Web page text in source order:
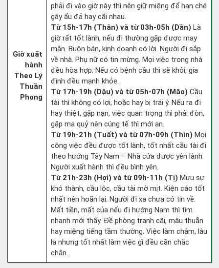
Giờ xuất
hành
Theo Lý
Thuần
Phong
phải đi vào giờ này thì nên giữ miệng để hạn ché
gây ẩu đả hay cãi nhau.
Từ 15h-17h (Thân) và từ 03h-05h (Dần) Là
giờ rất tốt lành, nếu đi thường gặp được may
mắn. Buôn bán, kinh doanh có lời. Người đi sắp
về nhà. Phụ nữ có tin mừng. Mọi việc trong nhà
đều hòa hợp. Nếu có bệnh cầu thì sẽ khỏi, gia
đình đều mạnh khỏe.
Từ 17h-19h (Dậu) và từ 05h-07h (Mão) Cầu
tài thì không có lợi, hoặc hay bị trái ý. Nếu ra đi
hay thiệt, gặp nạn, việc quan trọng thì phải đòn,
gặp ma quỷ nên cúng tế thì mới an.
Từ 19h-21h (Tuất) và từ 07h-09h (Thìn) Mọi
công việc đều được tốt lành, tốt nhất cầu tài đi
theo hướng Tây Nam – Nhà cửa được yên lành.
Người xuất hành thì đều bình yên.
Từ 21h-23h (Hợi) và từ 09h-11h (Tị) Mưu sự
khó thành, cầu lộc, cầu tài mờ mịt. Kiện cáo tốt
nhất nên hoãn lại. Người đi xa chưa có tin về.
Mất tiền, mất của nếu đi hướng Nam thì tìm
nhanh mới thấy. Đề phòng tranh cãi, mâu thuẫn
hay miệng tiếng tầm thường. Việc làm chậm, lâu
la nhưng tốt nhất làm việc gì đều cần chắc
chắn.